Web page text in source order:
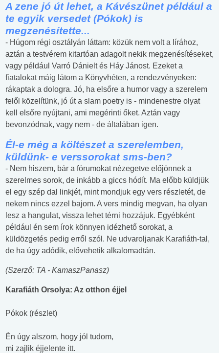
A zene jó út lehet, a Kávészünet például a
te egyik versedet (Pókok) is
megzenésítette...
- Húgom régi osztályán láttam: közük nem volt a lírához,
aztán a testvérem kitartóan adagolt nekik megzenésítéseket,
vagy például Varró Dánielt és Háy Jánost. Ezeket a
fiatalokat máig látom a Könyvhéten, a rendezvényeken:
rákaptak a dologra. Jó, ha elsőre a humor vagy a szerelem
felől közelítünk, jó út a slam poetry is - mindenestre olyat
kell elsőre nyújtani, ami megérinti őket. Aztán vagy
bevonzódnak, vagy nem - de általában igen.
Él-e még a költészet a szerelemben,
küldünk- e verssorokat sms-ben?
- Nem hiszem, bár a fórumokat nézegetve előjönnek a
szerelmes sorok, de inkább a giccs hódít. Ma előbb küldjük
el egy szép dal linkjét, mint mondjuk egy vers részletét, de
nekem nincs ezzel bajom. A vers mindig megvan, ha olyan
lesz a hangulat, vissza lehet térni hozzájuk. Egyébként
például én sem írok könnyen idézhető sorokat, a
küldözgetés pedig erről szól. Ne udvaroljanak Karafiáth-tal,
de ha úgy adódik, elővehetik alkalomadtán.
(Szerző: TA - KamaszPanasz)
Karafiáth Orsolya: Az otthon éjjel
Pókok (részlet)
Én úgy alszom, hogy jól tudom,
mi zajlik éjjelente itt.